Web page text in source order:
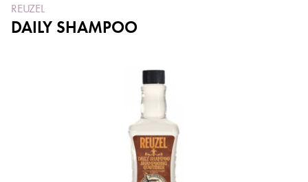
REUZEL
DAILY SHAMPOO